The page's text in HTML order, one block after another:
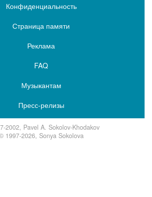
Конфиденциальность
Страница памяти
Реклама
FAQ
Музыкантам
Пресс-релизы
2002, Pavel A. Sokolov-Khodakov
1997-2026, Sonya Sokolova